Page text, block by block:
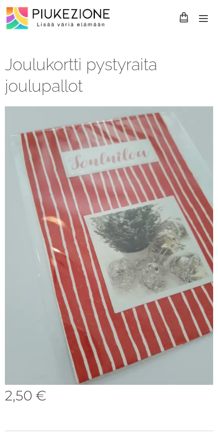
Joulukortti pystyraita
joulupallot
2,50 €